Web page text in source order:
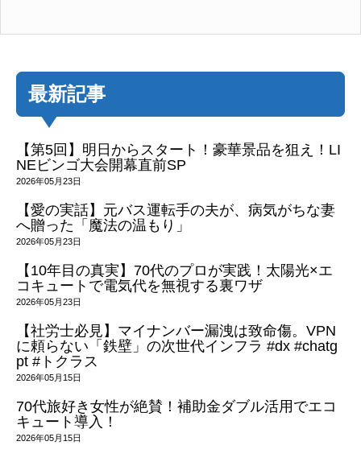
最新記事
【第5回】明日からスタート！豪華景品を狙え！LI
NEビンゴ大会開幕直前SP
2026年05月23日
【愛の実話】元バス運転手の夫が、病気がちな妻
へ贈った「魔法の温もり」
2026年05月23日
【10年目の真実】70代のプロが実践！太陽光×エ
コキュートで電気代を無視する裏ワザ
2026年05月23日
【社労士必見】マイナンバー漏洩は致命傷。VPN
に頼らない「鉄壁」の次世代インフラ #dx #chatg
pt #トクラス
2026年05月15日
70代旅好き女性が絶賛！補助金ダブル活用でエコ
キュート導入！
2026年05月15日